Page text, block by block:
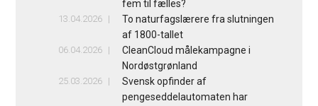
fem til fælles?
13.04.2026
To naturfagslærere fra slutningen
af 1800-tallet
06.04.2026
CleanCloud målekampagne i
Nordøstgrønland
25.03.2026
Svensk opfinder af
pengeseddelautomaten har